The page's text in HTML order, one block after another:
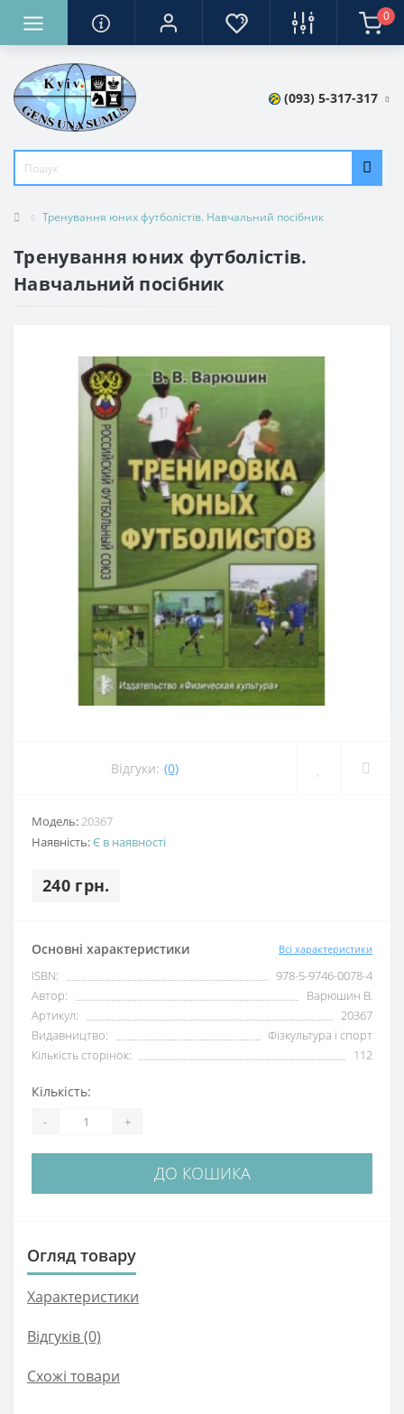
0
(093) 5-317-317
Тренування юних футболістів. Навчальний посібник
Тренування юних футболістів.
Навчальний посібник
Відгуки: (0)
Модель:20367
Наявність:Є в наявності
240 грн.
Основні характеристики Всі характеристики
ISBN:
978-5-9746-0078-4
Автор:
Варюшин В.
Артикул:
20367
Видавництво:
Фізкультура і спорт
Кількість сторінок:
112
Кількість:
- +
ДО КОШИКА
Огляд товару
Характеристики
Відгуків (0)
Схожі товари